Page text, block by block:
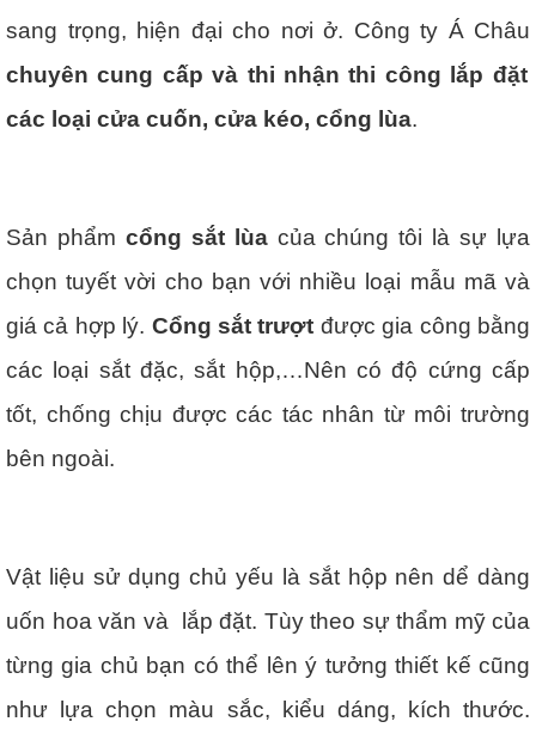
sang trọng, hiện đại cho nơi ở. Công ty Á Châu
chuyên cung cấp và thi nhận thi công lắp đặt
các loại cửa cuốn, cửa kéo, cổng lùa.
Sản phẩm cổng sắt lùacủa chúng tôi là sự lựa
chọn tuyết vời cho bạn với nhiều loại mẫu mã và
giá cả hợp lý. Cổng sắt trượt được gia công bằng
các loại sắt đặc, sắt hộp,…Nên có độ cứng cấp
tốt, chống chịu được các tác nhân từ môi trường
bên ngoài.
Vật liệu sử dụng chủ yếu là sắt hộp nên dể dàng
uốn hoa văn và lắp đặt. Tùy theo sự thẩm mỹ của
từng gia chủ bạn có thể lên ý tưởng thiết kế cũng
như lựa chọn màu sắc, kiểu dáng, kích thước.